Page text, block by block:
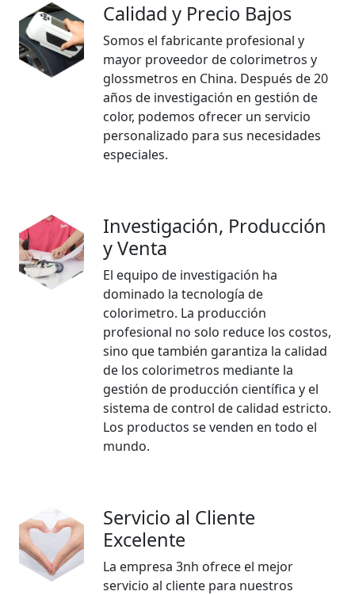
Calidad y Precio Bajos
Somos el fabricante profesional y
mayor proveedor de colorimetros y
glossmetros en China. Después de 20
años de investigación en gestión de
color, podemos ofrecer un servicio
personalizado para sus necesidades
especiales.
Investigación, Producción
y Venta
El equipo de investigación ha
dominado la tecnología de
colorimetro. La producción
profesional no solo reduce los costos,
sino que también garantiza la calidad
de los colorimetros mediante la
gestión de producción científica y el
sistema de control de calidad estricto.
Los productos se venden en todo el
mundo.
Servicio al Cliente
Excelente
La empresa 3nh ofrece el mejor
servicio al cliente para nuestros